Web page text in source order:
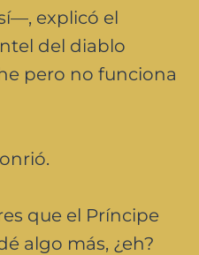
explicó el
del diablo
pero no funciona
que el Príncipe
algo más, ¿eh?